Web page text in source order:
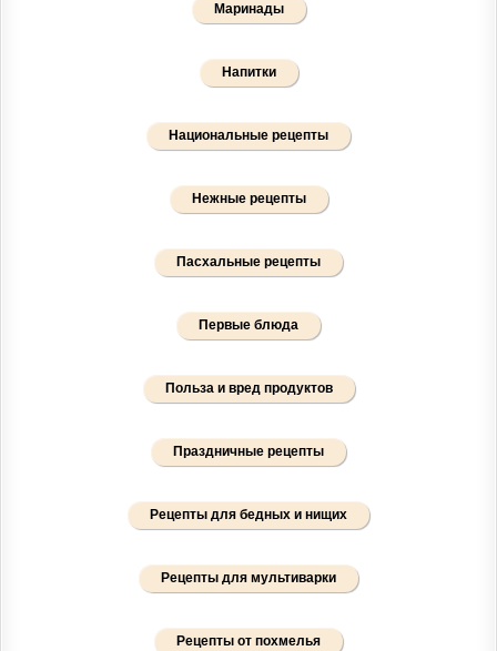
Маринады
Напитки
Национальные рецепты
Нежные рецепты
Пасхальные рецепты
Первые блюда
Польза и вред продуктов
Праздничные рецепты
Рецепты для бедных и нищих
Рецепты для мультиварки
Рецепты от похмелья